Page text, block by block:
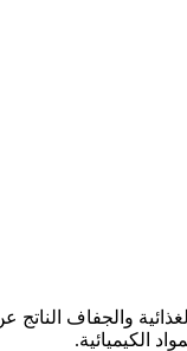
والجفاف
الكيميائية.